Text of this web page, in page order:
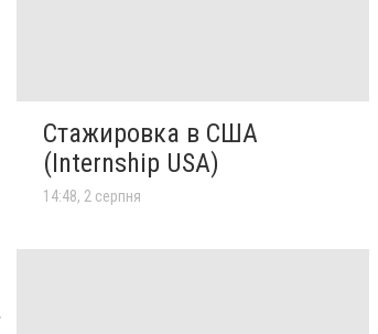
Стажировка в США
(Internship USA)
14:48, 2 серпня